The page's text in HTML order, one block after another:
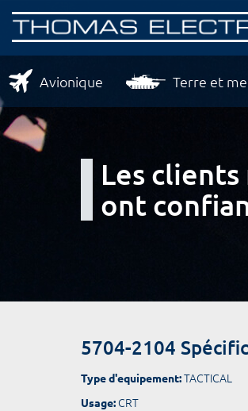
Avionique Terre et
Les
ont
5704-2104
Type d'equipement:TACTICAL
Usage: CRT